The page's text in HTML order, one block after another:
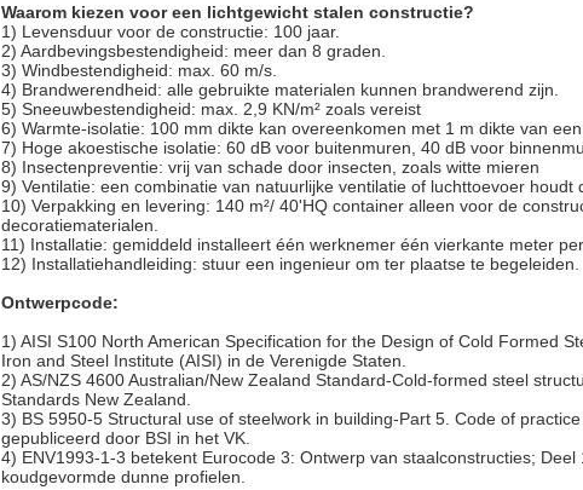
Waarom kiezen voor een lichtgewicht stalen constructie?
1) Levensduur voor de constructie: 100 jaar.
2) Aardbevingsbestendigheid: meer dan 8 graden.
3) Windbestendigheid: max. 60 m/s.
4) Brandwerendheid: alle gebruikte materialen kunnen brandwerend zijn.
5) Sneeuwbestendigheid: max. 2,9 KN/m² zoals vereist
6) Warmte-isolatie: 100 mm dikte kan overeenkomen met 1 m dikte van
7) Hoge akoestische isolatie: 60 dB voor buitenmuren, 40 dB voor
8) Insectenpreventie: vrij van schade door insecten, zoals witte mieren
9) Ventilatie: een combinatie van natuurlijke ventilatie of luchttoevoer houdt
10) Verpakking en levering: 140 m²/ 40'HQ container alleen voor de
decoratiematerialen.
11) Installatie: gemiddeld installeert één werknemer één vierkante meter per
12) Installatiehandleiding: stuur een ingenieur om ter plaatse te begeleiden.
Ontwerpcode:
1) AISI S100 North American Specification for the Design of Cold Formed
Iron and Steel Institute (AISI) in de Verenigde Staten.
2) AS/NZS 4600 Australian/New Zealand Standard-Cold-formed steel
Standards New Zealand.
3) BS 5950-5 Structural use of steelwork in building-Part 5. Code of
gepubliceerd door BSI in het VK.
4) ENV1993-1-3 betekent Eurocode 3: Ontwerp van staalconstructies;
koudgevormde dunne profielen.